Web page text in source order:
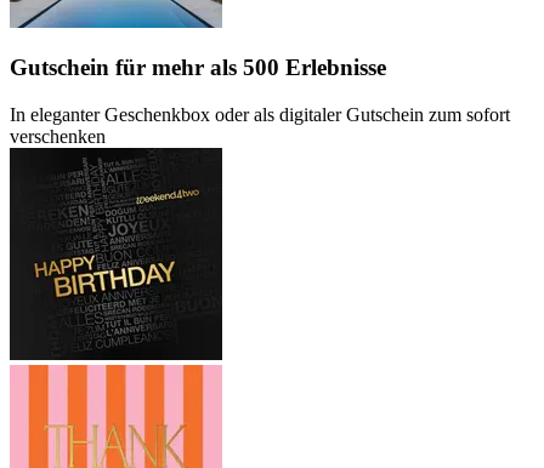
Gutschein für mehr als 500 Erlebnisse
In eleganter Geschenkbox oder als digitaler Gutschein zum sofort
verschenken